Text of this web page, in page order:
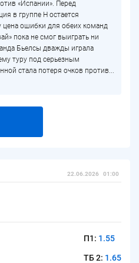
«Испании». Перед
в группе H остается
ошибки для обеих команд
пока не смог выиграть ни
Бьелсы дважды играла
туру под серьезным
стала потеря очков против...
22.06.2026 01:00
П1: 1.55
ТБ 2: 1.65